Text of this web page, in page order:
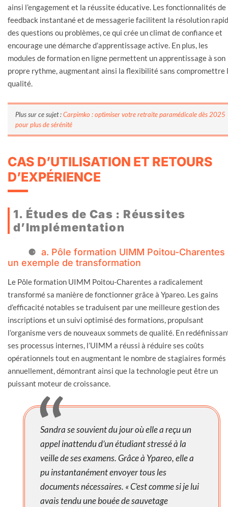
ainsi l’engagement et la réussite éducative. Les fonctionnalités de
feedback instantané et de messagerie facilitent la résolution
des questions ou problèmes, ce qui crée un climat de confiance et
encourage une démarche d’apprentissage active. En plus, les
modules de formation en ligne permettent un apprentissage à son
propre rythme, augmentant ainsi la flexibilité sans compromettre
qualité.
Plus sur ce sujet :Carpimko : optimiser votre retraite paramédicale dès 2025
pour plus de sérénité
CAS D’UTILISATION ET RETOURS
D’EXPÉRIENCE
1. Études de Cas : Réussites
d’Implémentation
a. Pôle formation UIMM Poitou-Charentes
un exemple de transformation
Le Pôle formation UIMM Poitou-Charentes a radicalement
transformé sa manière de fonctionner grâce à Ypareo. Les gains
d’efficacité notables se traduisent par une meilleure gestion des
inscriptions et un suivi optimisé des formations, propulsant
l’organisme vers de nouveaux sommets de qualité. En
ses processus internes, l’UIMM a réussi à réduire ses coûts
opérationnels tout en augmentant le nombre de stagiaires formés
annuellement, démontrant ainsi que la technologie peut être un
puissant moteur de croissance.
Sandra se souvient du jour où elle a reçu un
appel inattendu d’un étudiant stressé à la
veille de ses examens. Grâce à Ypareo, elle a
pu instantanément envoyer tous les
documents nécessaires. « C’est comme si je lui
avais tendu une bouée de sauvetage